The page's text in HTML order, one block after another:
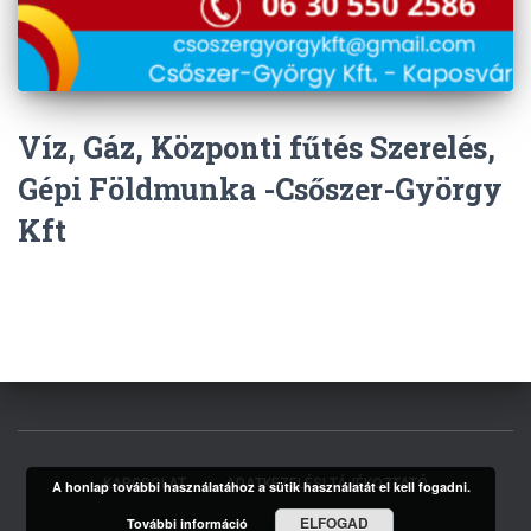
Víz, Gáz, Központi fűtés Szerelés,
Gépi Földmunka -Csőszer-György
Kft
KAPCSOLAT ADATKEZELÉSI TÁJÉKOZTATÓ
A honlap további használatához a sütik használatát el kell fogadni.
További információ ELFOGAD